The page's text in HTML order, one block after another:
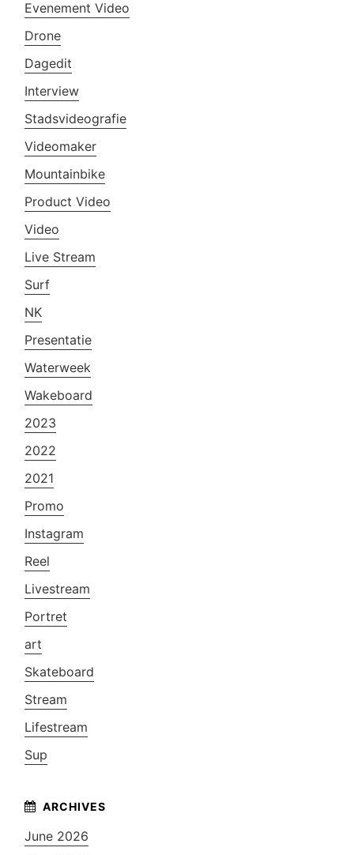
Evenement Video
Drone
Dagedit
Interview
Stadsvideografie
Videomaker
Mountainbike
Product Video
Video
Live Stream
Surf
NK
Presentatie
Waterweek
Wakeboard
2023
2022
2021
Promo
Instagram
Reel
Livestream
Portret
art
Skateboard
Stream
Lifestream
Sup
June 2026